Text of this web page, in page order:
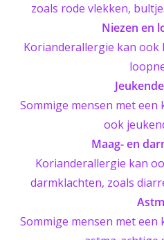
zoals rode vlekken,
Niezen en
Korianderallergie kan ook
Sommige mensen met
ook
Maag- en
Korianderallergie kan
darmklachten, zoals
Sommige mensen met